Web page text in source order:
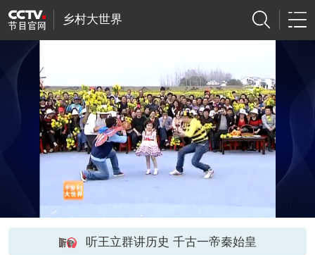
乡村大世界
听王立群讲历史 千古一帝秦始皇